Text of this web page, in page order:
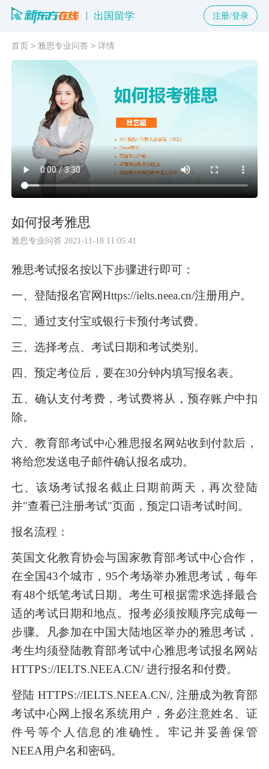
出国留学 注册/登录
首页 > 雅思专业问答 >详情
如何报考雅思
雅思专业问答 2021-11-18 11:05:41
雅思考试报名按以下步骤进行即可：
一、登陆报名官网Https://ielts.neea.cn/注册用户。
二、通过支付宝或银行卡预付考试费。
三、选择考点、考试日期和考试类别。
四、预定考位后，要在30分钟内填写报名表。
五、确认支付考费，考试费将从，预存账户中扣
除。
六、教育部考试中心雅思报名网站收到付款后，
将给您发送电子邮件确认报名成功。
七、该场考试报名截止日期前两天，再次登陆
并"查看已注册考试"页面，预定口语考试时间。
报名流程：
英国文化教育协会与国家教育部考试中心合作，
在全国43个城市，95个考场举办雅思考试，每年
有48个纸笔考试日期。考生可根据需求选择最合
适的考试日期和地点。报考必须按顺序完成每一
步骤。凡参加在中国大陆地区举办的雅思考试，
考生均须登陆教育部考试中心雅思考试报名网站
HTTPS://IELTS.NEEA.CN/ 进行报名和付费。
登陆 HTTPS://IELTS.NEEA.CN/, 注册成为教育部
考试中心网上报名系统用户，务必注意姓名、证
件号等个人信息的准确性。牢记并妥善保管
NEEA用户名和密码。